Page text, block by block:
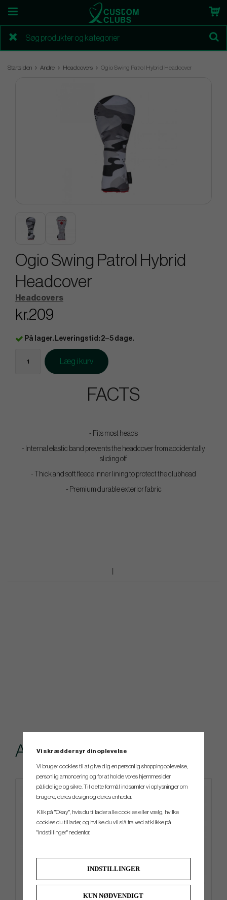
Startsiden Andre Headcovers Ogio Swing Patrol Hybrid Headcover
Ogio Swing Patrol Hybrid
Headcover
Headcovers
kr.209
På lager. Leveringstid: 2–5 dage.
Læg i kurv
FACTS
- Fits most heads
- Internal elastic band prevents the headcover from accidentally
sliding off
- Thick and soft fleece inner lining to protect the clubhead
- Premium durable exterior fabric
Andre købte også
TaylorMade Tour Preferred
Radar 2026 Qi4D Cap
TaylorMade Newport Legacy
Vi skræddersyr din oplevelse
Vi bruger cookies til at give dig en personlig shoppingoplevelse,
personlig annoncering og for at holde vores hjemmesider
pålidelige og sikre. Til dette formål indsamler vi oplysninger om
brugere, deres design og deres enheder.
Klik på "Okay", hvis du tillader alle cookies eller vælg, hvilke
cookies du tillader, og hvilke du vil slå fra ved at klikke på
"Indstillinger" nedenfor.
INDSTILLINGER
KUN NØDVENDIGT